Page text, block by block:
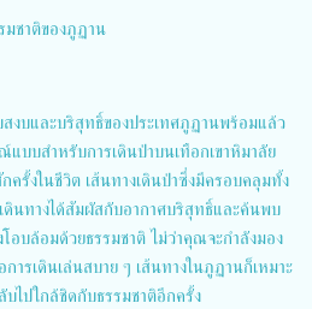
มชาติของภูฏาน
สงบและบริสุทธิ์ของประเทศภูฏานพร้อมแล้ว
บบสำหรับการเดินป่าบนเทือกเขาหิมาลัย
รั้งในชีวิต เส้นทางเดินป่าซึ่งมีครอบคลุมทั้ง
ดินทางได้สัมผัสกับอากาศบริสุทธิ์และค้นพบ
อบล้อมด้วยธรรมชาติ ไม่ว่าคุณจะกำลังมอง
รเดินเล่นสบาย ๆ เส้นทางในภูฏานก็เหมาะ
ไปใกล้ชิดกับธรรมชาติอีกครั้ง